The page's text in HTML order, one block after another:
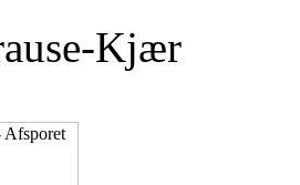
Kjær